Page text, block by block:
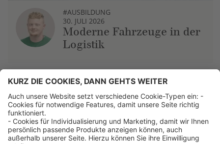
#AUSBILDUNG
30. JULI 2026
Moderne Fahrzeuge in der
Logistik